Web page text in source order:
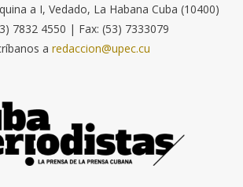
a I, Vedado, La Habana Cuba (10400)
7832 4550 | Fax: (53) 7333079
a redaccion@upec.cu